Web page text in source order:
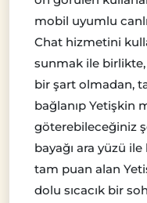
mobil uyumlu
Chat hizmetini
sunmak ile
bir şart olmadan,
bağlanıp Yetişkin
göterebileceğiniz
bayağı ara yüzü ile
tam puan alan
dolu sıcacık bir